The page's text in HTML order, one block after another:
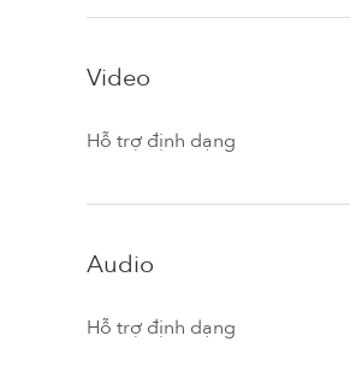
Video
Hỗ trợ định dạng
Audio
Hỗ trợ định dạng